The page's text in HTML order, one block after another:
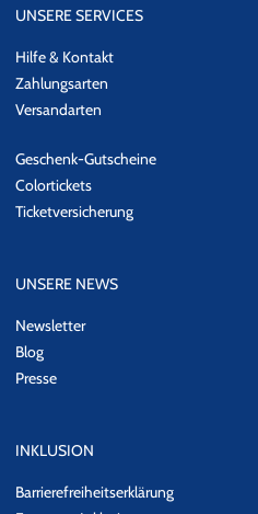
UNSERE SERVICES
Hilfe & Kontakt
Zahlungsarten
Versandarten
Geschenk-Gutscheine
Colortickets
Ticketversicherung
UNSERE NEWS
Newsletter
Blog
Presse
INKLUSION
Barrierefreiheitserklärung